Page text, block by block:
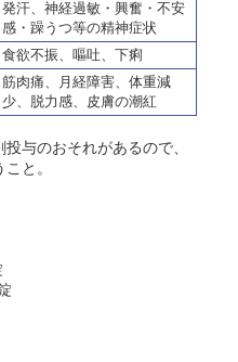
発汗、神経過敏・興奮・不安
感・躁うつ等の精神症状
食欲不振、嘔吐、下痢
筋肉痛、月経障害、体重減
少、脱力感、皮膚の潮紅
与のおそれがあるので、
と。